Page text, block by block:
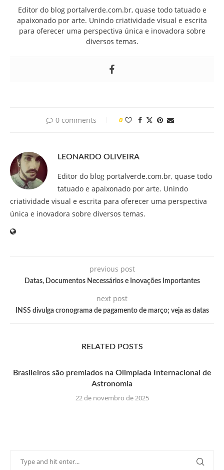
Editor do blog portalverde.com.br, quase todo tatuado e
apaixonado por arte. Unindo criatividade visual e escrita
para oferecer uma perspectiva única e inovadora sobre
diversos temas.
0 comments 0
LEONARDO OLIVEIRA
Editor do blog portalverde.com.br, quase todo
tatuado e apaixonado por arte. Unindo
criatividade visual e escrita para oferecer uma perspectiva
única e inovadora sobre diversos temas.
previous post
Datas, Documentos Necessários e Inovações Importantes
next post
INSS divulga cronograma de pagamento de março; veja as datas
RELATED POSTS
Brasileiros são premiados na Olimpíada Internacional de
Astronomia
22 de novembro de 2025